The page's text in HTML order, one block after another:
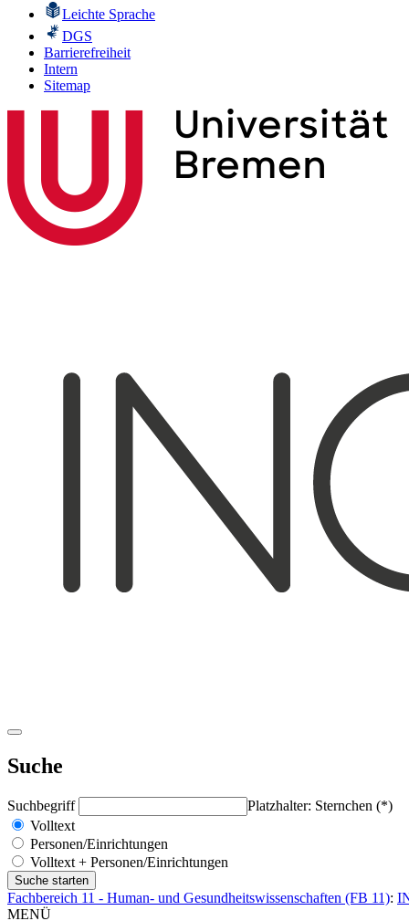
Leichte Sprache
DGS
Barrierefreiheit
Intern
Sitemap
Suche
Suchbegriff
Platzhalter: Sternchen (*)
Volltext
Personen/Einrichtungen
Volltext + Personen/Einrichtungen
Fachbereich 11 - Human- und Gesundheitswissenschaften (FB 11):
MENÜ